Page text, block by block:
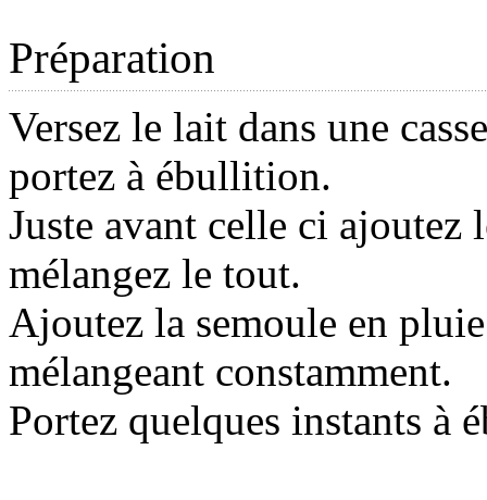
Préparation
Versez le lait dans une
portez à ébullition.
Juste avant celle ci ajoutez
mélangez le tout.
Ajoutez la semoule en
mélangeant constamment.
Portez quelques instants à